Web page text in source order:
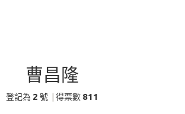
曹昌隆
登記為 2 號 得票數 811